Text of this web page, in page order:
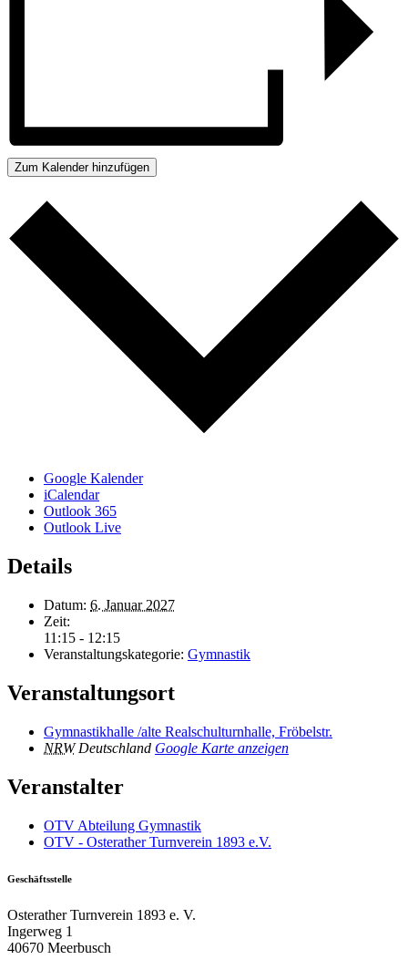
Zum Kalender hinzufügen
Google Kalender
iCalendar
Outlook 365
Outlook Live
Details
Datum: 6. Januar 2027
Zeit:
11:15 - 12:15
Veranstaltungskategorie: Gymnastik
Veranstaltungsort
Gymnastikhalle /alte Realschulturnhalle, Fröbelstr.
NRW Deutschland Google Karte anzeigen
Veranstalter
OTV Abteilung Gymnastik
OTV - Osterather Turnverein 1893 e.V.
Geschäftsstelle
Osterather Turnverein 1893 e. V.
Ingerweg 1
40670 Meerbusch